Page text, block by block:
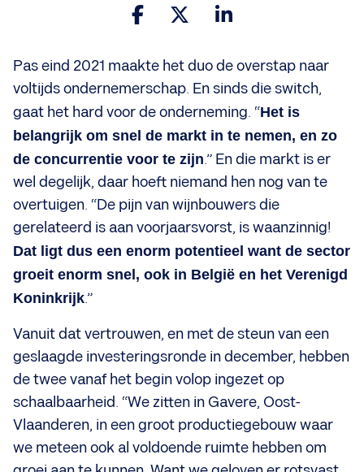
Pas eind 2021 maakte het duo de overstap naar
voltijds ondernemerschap. En sinds die switch,
gaat het hard voor de onderneming. “Het is
belangrijk om snel de markt in te nemen, en zo
de concurrentie voor te zijn.” En die markt is er
wel degelijk, daar hoeft niemand hen nog van te
overtuigen. “De pijn van wijnbouwers die
gerelateerd is aan voorjaarsvorst, is waanzinnig!
Dat ligt dus een enorm potentieel want de sector
groeit enorm snel, ook in België en het Verenigd
Koninkrijk.”
Vanuit dat vertrouwen, en met de steun van een
geslaagde investeringsronde in december, hebben
de twee vanaf het begin volop ingezet op
schaalbaarheid. “We zitten in Gavere, Oost-
Vlaanderen, in een groot productiegebouw waar
we meteen ook al voldoende ruimte hebben om